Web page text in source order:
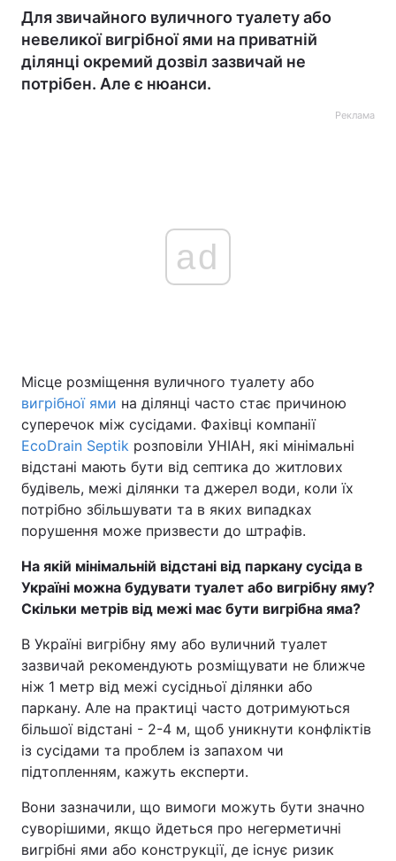
Для звичайного вуличного туалету або
невеликої вигрібної ями на приватній
ділянці окремий дозвіл зазвичай не
потрібен. Але є нюанси.
Реклама
ad
Місце розміщення вуличного туалету або
вигрібної ями на ділянці часто стає причиною
суперечок між сусідами. Фахівці компанії
EcoDrain Septik розповіли УНІАН, які мінімальні
відстані мають бути від септика до житлових
будівель, межі ділянки та джерел води, коли їх
потрібно збільшувати та в яких випадках
порушення може призвести до штрафів.
На якій мінімальній відстані від паркану сусіда в
Україні можна будувати туалет або вигрібну яму?
Скільки метрів від межі має бути вигрібна яма?
В Україні вигрібну яму або вуличний туалет
зазвичай рекомендують розміщувати не ближче
ніж 1 метр від межі сусідньої ділянки або
паркану. Але на практиці часто дотримуються
більшої відстані - 2-4 м, щоб уникнути конфліктів
із сусідами та проблем із запахом чи
підтопленням, кажуть експерти.
Вони зазначили, що вимоги можуть бути значно
суворішими, якщо йдеться про негерметичні
вигрібні ями або конструкції, де існує ризик